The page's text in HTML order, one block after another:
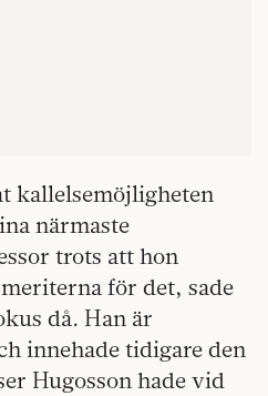
kallelsemöjligheten
närmaste
trots att hon
för det, sade
då. Han är
innehade tidigare den
Hugosson hade vid